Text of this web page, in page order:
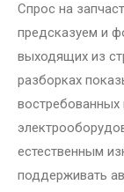
Спрос на
предсказуем и
выходящих из
разборках
естественным
поддерживать